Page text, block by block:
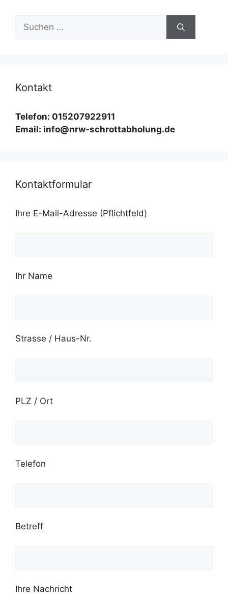
Suchen
nach:
Kontakt
Telefon: 015207922911
Email: info@nrw-schrottabholung.de
Kontaktformular
Ihre E-Mail-Adresse (Pflichtfeld)
Ihr Name
Strasse / Haus-Nr.
PLZ / Ort
Telefon
Betreff
Ihre Nachricht